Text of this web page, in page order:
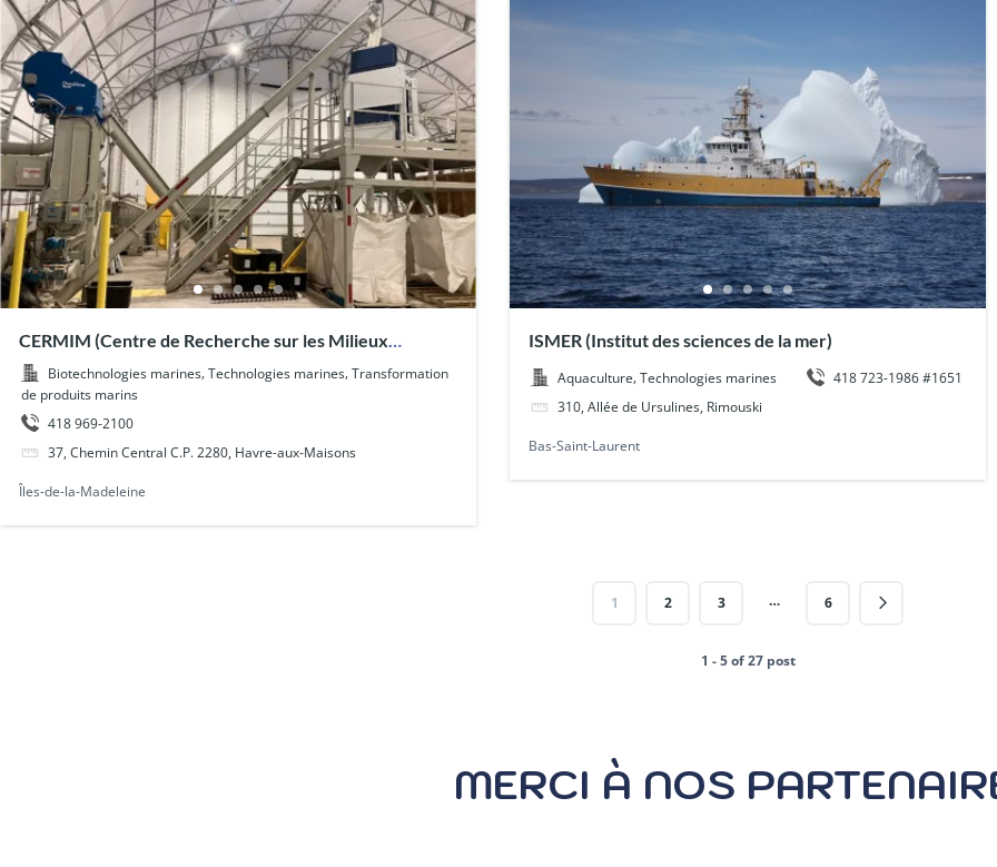
CERMIM (Centre de Recherche sur les Milieux
Insulaires et Maritimes)
Biotechnologies marines,Technologies marines,Transformation
de produits marins
418 969-2100
37, Chemin Central C.P. 2280, Havre-aux-Maisons
Îles-de-la-Madeleine
ISMER (Institut des sciences de la mer)
Aquaculture,Technologies marines
418 723-1986 #1651
310, Allée de Ursulines, Rimouski
Bas-Saint-Laurent
1 2 3 … 6
1 - 5 of 27 post
MERCI À NOS